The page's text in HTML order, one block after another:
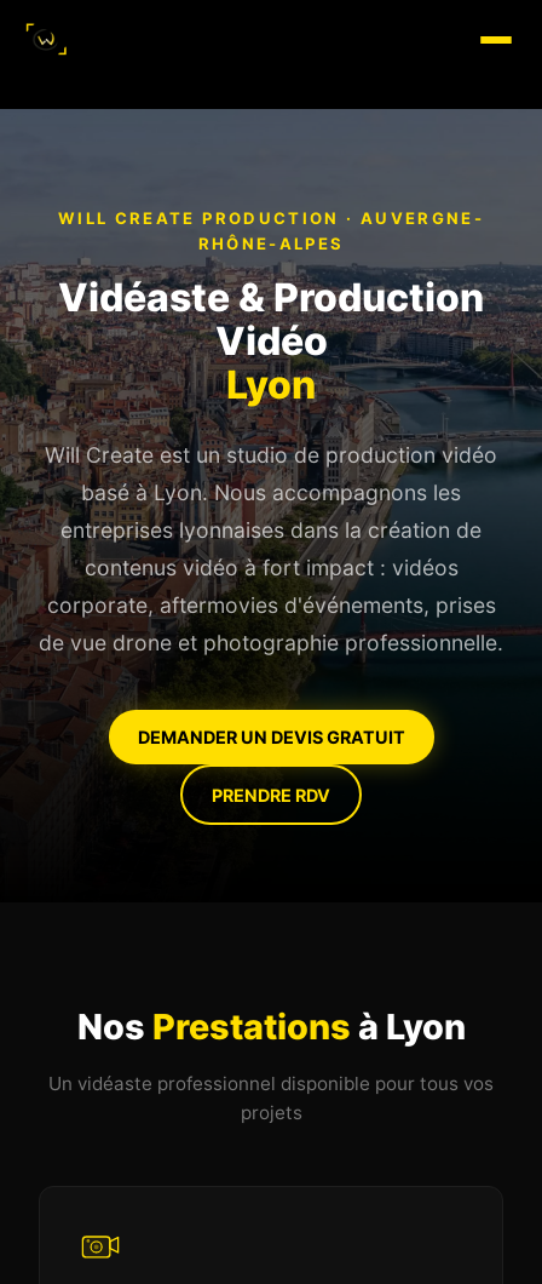
WILL CREATE PRODUCTION · AUVERGNE-
RHÔNE-ALPES
Vidéaste & Production
Vidéo
Lyon
Will Create est un studio de production vidéo
basé à Lyon. Nous accompagnons les
entreprises lyonnaises dans la création de
contenus vidéo à fort impact : vidéos
corporate, aftermovies d'événements, prises
de vue drone et photographie professionnelle.
DEMANDER UN DEVIS GRATUIT
PRENDRE RDV
Nos Prestations à Lyon
Un vidéaste professionnel disponible pour tous vos
projets